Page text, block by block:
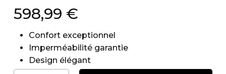
598,99 €
Confort exceptionnel
Imperméabilité garantie
Design élégant